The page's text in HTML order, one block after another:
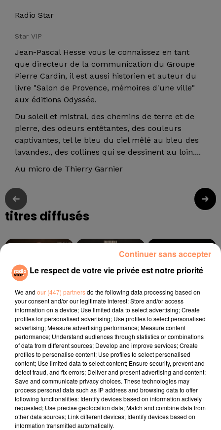
Radio Star
Star VIP
Jean-Pascal Hesse vous le connaissez en tant
que directeur de la communication du Groupe
Pierre Cardin, il est aussi historien et auteur du
livre "Salon de Provence, mémoires d'une ville"
aux éditions Odyssée.
Du soleil et mistral, des chemins de terre et de
pierre, des odeurs entêtantes, des couleurs
captivantes, tel le bleu du ciel mêlé au bleu des
lavandes., des collines qui se dessinent au loin....
Au micro de Thierry Garnier
titres diffusés
BEYONCE
Texas Hold 'em
CORNEILLE, VITAA
Ensemble
14h10
14h10
THE SECOND VOICE
Let Me Be
l'horoscope
Le respect de votre vie privée est notre priorité
We and our (447) partnersdo the following data processing based on
your consent and/or our legitimate interest: Store and/or access
information on a device; Use limited data to select advertising; Create
profiles for personalised advertising; Use profiles to select personalised
advertising; Measure advertising performance; Measure content
performance; Understand audiences through statistics or combinations
of data from different sources; Develop and improve services; Create
profiles to personalise content; Use profiles to select personalised
content; Use limited data to select content; Ensure security, prevent and
detect fraud, and fix errors; Deliver and present advertising and content;
Save and communicate privacy choices. These technologies may
process personal data such as IP address and browsing data to offer
following functionalities: Identify devices based on information actively
requested; Use precise geolocation data; Match and combine data from
other data sources; Link different devices; Identify devices based on
information transmitted automatically.
Continuer sans accepter